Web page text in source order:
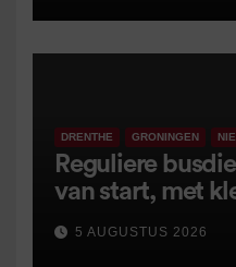
DRENTHE GRONINGEN
Reguliere
van start, met
5 AUGUSTUS 2026